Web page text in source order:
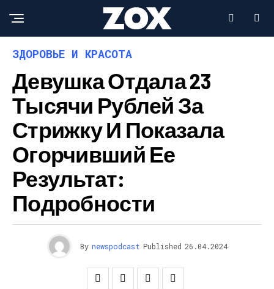
ЗДОРОВЬЕ И КРАСОТА
Девушка Отдала 23
Тысячи Рублей За
Стрижку И Показала
Огорчивший Ее
Результат:
Подробности
By newspodcast Published 26.04.2024